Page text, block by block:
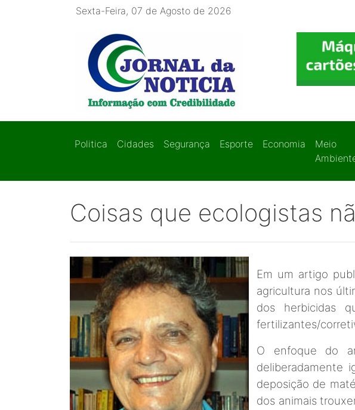
Sexta-Feira, 07 de Agosto de 2026
Politica Cidades Segurança Esporte Economia
Meio
Coisas que ecologistas
Em um artigo
agricultura nos
dos herbicidas
fertilizantes/
O enfoque do
deliberadamente
deposição de
dos animais